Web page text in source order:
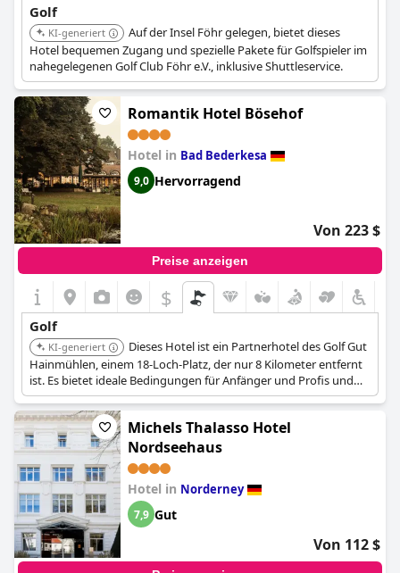
Golf
KI-generiert
Auf der Insel Föhr gelegen, bietet dieses
Hotel bequemen Zugang und spezielle Pakete für Golfspieler im
nahegelegenen Golf Club Föhr e.V., inklusive Shuttleservice.
Romantik Hotel Bösehof
Hotel in Bad Bederkesa
9,0 Hervorragend
Von 223 $
Preise anzeigen
$
Golf
KI-generiert
Dieses Hotel ist ein Partnerhotel des Golf Gut
Hainmühlen, einem 18-Loch-Platz, der nur 8 Kilometer entfernt
ist. Es bietet ideale Bedingungen für Anfänger und Profis und
veranstaltet regelmäßig Kurse und Turniere.
Michels Thalasso Hotel
Nordseehaus
Hotel in Norderney
7,9 Gut
Von 112 $